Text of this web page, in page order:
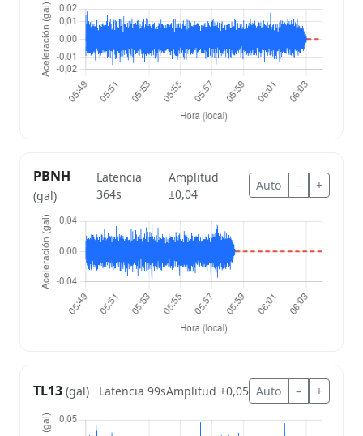
PBNH
(gal)
Latencia
364s
Amplitud
±0,04
Auto – +
TL13 (gal) Latencia 99sAmplitud ±0,05 Auto – +